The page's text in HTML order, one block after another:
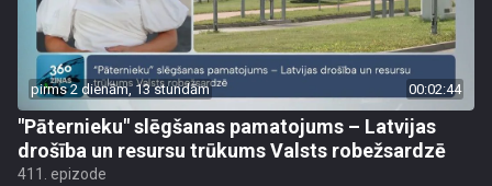
pirms 2 dienām, 13 stundām 00:02:44
"Pāternieku" slēgšanas pamatojums – Latvijas
drošība un resursu trūkums Valsts robežsardzē
411. epizode